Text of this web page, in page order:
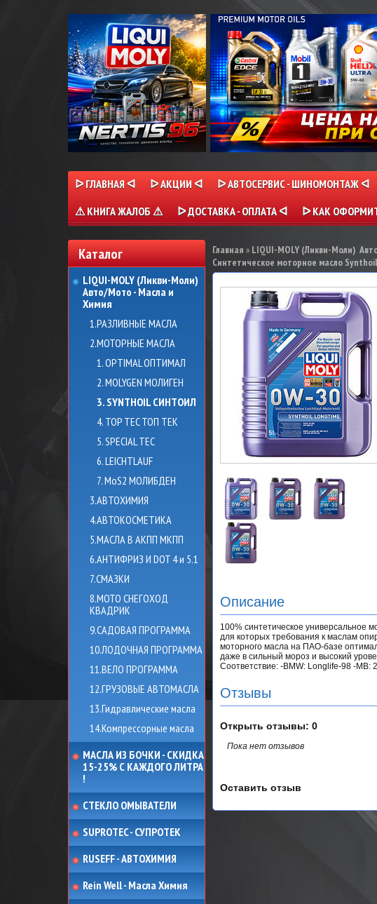
ᐅ ГЛАВНАЯ ᐊ ᐅ АКЦИИ ᐊ ᐅ АВТОСЕРВИС - ШИНОМОНТАЖ ᐊ
⚠ КНИГА ЖАЛОБ ⚠
ᐅ ДОСТАВКА - ОПЛАТА ᐊ ᐅ КАК
Каталог
LIQUI-MOLY (Ликви-Моли)
Авто/Мото - Масла и
Химия
1.РАЗЛИВНЫЕ МАСЛА
2.МОТОРНЫЕ МАСЛА
1. OPTIMAL ОПТИМАЛ
2. MOLYGEN МОЛИГЕН
3. SYNTHOIL СИНТОИЛ
4. TOP TEC ТОП ТЕК
5. SPECIAL TEC
6. LEICHTLAUF
7. MoS2 МОЛИБДЕН
3.АВТОХИМИЯ
4.АВТОКОСМЕТИКА
5.МАСЛА В АКПП МКПП
6.АНТИФРИЗ И DOT 4 и 5.1
7.СМАЗКИ
8.МОТО СНЕГОХОД
КВАДРИК
9.САДОВАЯ ПРОГРАММА
10.ЛОДОЧНАЯ ПРОГРАММА
11.ВЕЛО ПРОГРАММА
12.ГРУЗОВЫЕ АВТОМАСЛА
13.Гидравлические масла
14.Компрессорные масла
МАСЛА ИЗ БОЧКИ - СКИДКА
15-25% С КАЖДОГО ЛИТРА
!
СТЕКЛО ОМЫВАТЕЛИ
SUPROTEC - СУПРОТЕК
RUSEFF - АВТОХИМИЯ
Rein Well - Масла Химия
Главная » LIQUI-MOLY (Ликви-Моли)
Синтетическое моторное масло
Описание
100% синтетическое
для которых требования к маслам
моторного масла на ПАО-базе
даже в сильный мороз и высокий
Соответствие: -BMW: Longlife-98 -MB:
Отзывы
Открыть отзывы: 0
Пока нет отзывов
Оставить отзыв